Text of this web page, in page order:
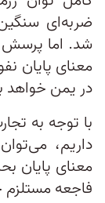
ضربه‌ای
شد. اما پرسش
معنای پایان
در یمن خواهد
با توجه به
داریم،
معنای پایان
فاجعه